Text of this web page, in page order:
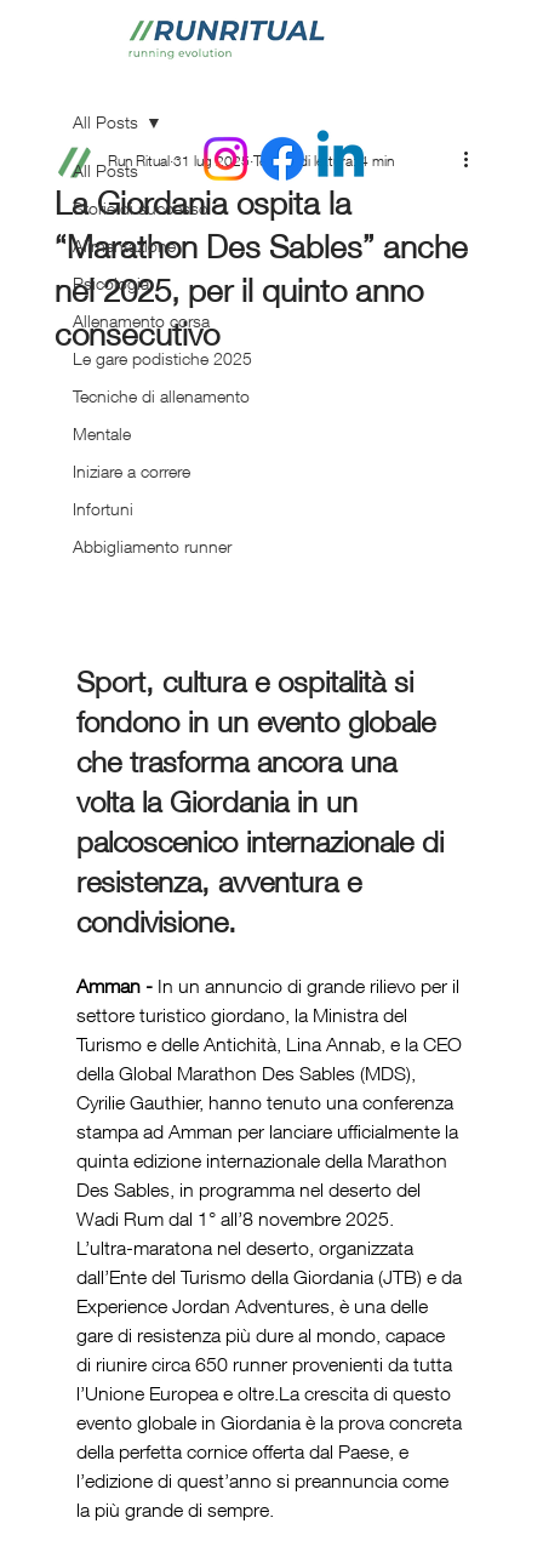
All Posts
Storie di successo
Alimentazione
Psicologia
Allenamento corsa
Le gare podistiche 2025
Tecniche di allenamento
Mentale
Iniziare a correre
Infortuni
Abbigliamento runner
All Posts
La Giordania ospita la
“Marathon Des Sables” anche
nel 2025, per il quinto anno
consecutivo
Run Ritual 31 lug 2025 Tempo di lettura: 4 min
Sport, cultura e ospitalità si
fondono in un evento globale
che trasforma ancora una
volta la Giordania in un
palcoscenico internazionale di
resistenza, avventura e
condivisione.
Amman - In un annuncio di grande rilievo per il
settore turistico giordano, la Ministra del
Turismo e delle Antichità, Lina Annab, e la CEO
della Global Marathon Des Sables (MDS),
Cyrilie Gauthier, hanno tenuto una conferenza
stampa ad Amman per lanciare ufficialmente la
quinta edizione internazionale della Marathon
Des Sables, in programma nel deserto del
Wadi Rum dal 1° all’8 novembre 2025.
L’ultra-maratona nel deserto, organizzata
dall’Ente del Turismo della Giordania (JTB) e da
Experience Jordan Adventures, è una delle
gare di resistenza più dure al mondo, capace
di riunire circa 650 runner provenienti da tutta
l’Unione Europea e oltre.La crescita di questo
evento globale in Giordania è la prova concreta
della perfetta cornice offerta dal Paese, e
l’edizione di quest’anno si preannuncia come
la più grande di sempre.